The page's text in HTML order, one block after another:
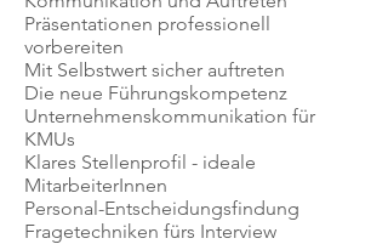
Präsentationen professionell
vorbereiten
Mit Selbstwert sicher auftreten
Die neue Führungskompetenz
Unternehmenskommunikation für
KMUs
Klares Stellenprofil - ideale
MitarbeiterInnen
Personal-Entscheidungsfindung
Fragetechniken fürs Interview